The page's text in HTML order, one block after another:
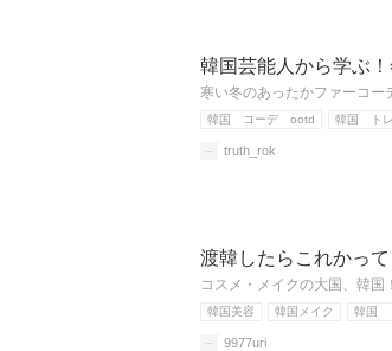
韓国芸能人から学ぶ
寒い冬のあったかファーコー
韓国 コーデ ootd 韓国 ト
truth_rok
渡韓したらこれかっ
コスメ・メイクの大国、韓
韓国美容 韓国メイク 韓国
9977uri